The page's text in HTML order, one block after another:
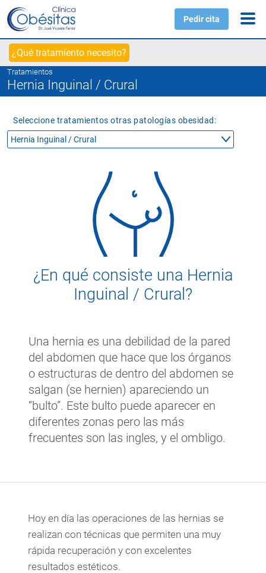
Pedir cita
¿Qué tratamiento necesito?
Tratamientos
Hernia Inguinal / Crural
Seleccione tratamientos otras patologías obesidad:
¿En qué consiste una Hernia
Inguinal / Crural?
Una hernia es una debilidad de la pared
del abdomen que hace que los órganos
o estructuras de dentro del abdomen se
salgan (se hernien) apareciendo un
“bulto”. Este bulto puede aparecer en
diferentes zonas pero las más
frecuentes son las ingles, y el ombligo.
Hoy en día las operaciones de las hernias se
realizan con técnicas que permiten una muy
rápida recuperación y con excelentes
resultados estéticos.